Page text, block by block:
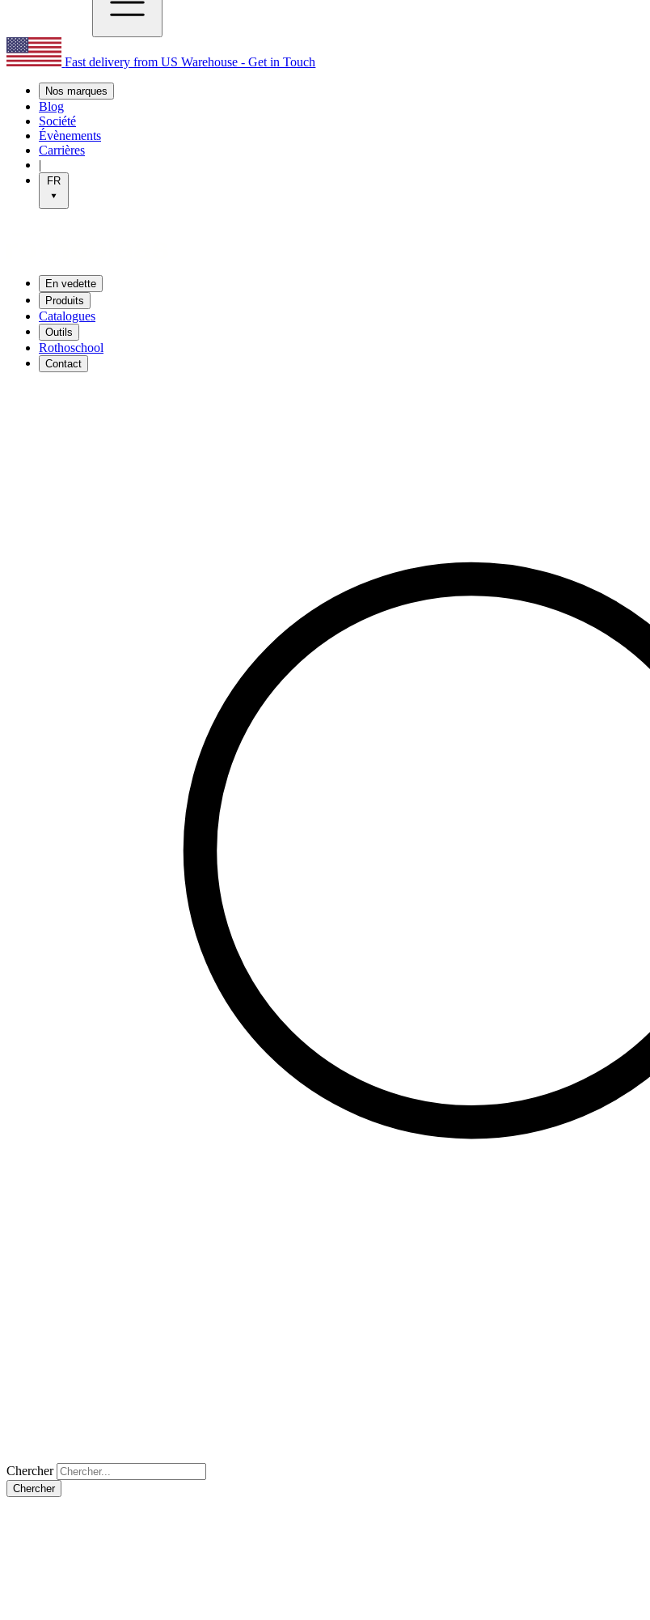
Fast delivery from US Warehouse - Get in Touch
Nos marques
Blog
Société
Évènements
Carrières
|
FR
En vedette
Produits
Catalogues
Outils
Rothoschool
Contact
Chercher
Chercher